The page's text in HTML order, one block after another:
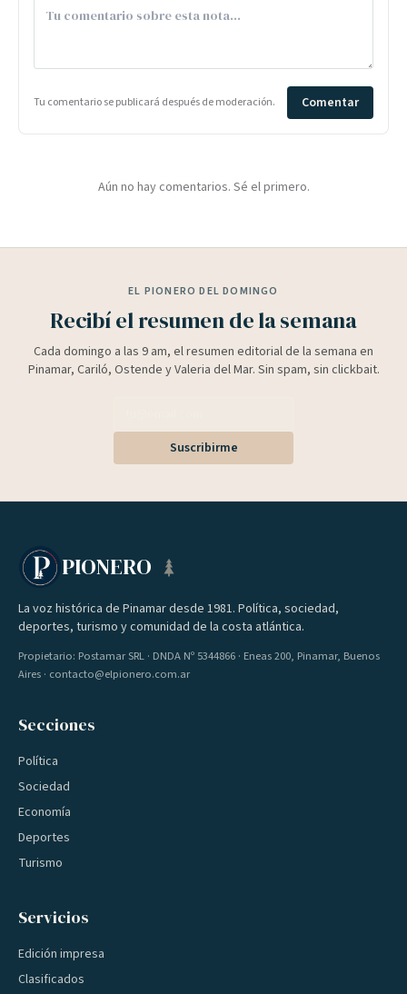
Tu comentario se publicará después de moderación. Comentar
Aún no hay comentarios. Sé el primero.
EL PIONERO DEL DOMINGO
Recibí el resumen de la semana
Cada domingo a las 9 am, el resumen editorial de la semana en
Pinamar, Cariló, Ostende y Valeria del Mar. Sin spam, sin clickbait.
Suscribirme
PIONERO
La voz histórica de Pinamar desde 1981. Política, sociedad,
deportes, turismo y comunidad de la costa atlántica.
Propietario: Postamar SRL · DNDA Nº 5344866 · Eneas 200, Pinamar, Buenos
Aires · contacto@elpionero.com.ar
Secciones
Política
Sociedad
Economía
Deportes
Turismo
Servicios
Edición impresa
Clasificados